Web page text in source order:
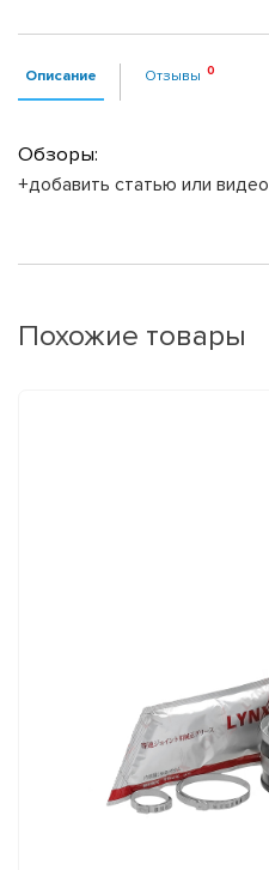
Описание Отзывы
Обзоры:
+добавить статью или видео
Похожие товары